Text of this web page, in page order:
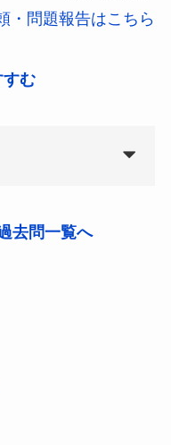
・問題報告はこちら
すむ
去問一覧へ